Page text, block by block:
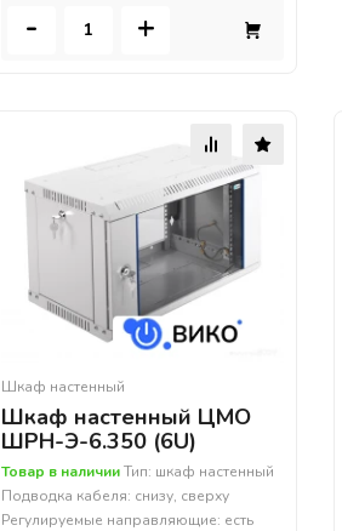
- +
Шкаф настенный
Шкаф настенный ЦМО
ШРН-Э-6.350 (6U)
Товар в наличииТип: шкаф настенный
Подводка кабеля: снизу, сверху
Регулируемые направляющие: есть